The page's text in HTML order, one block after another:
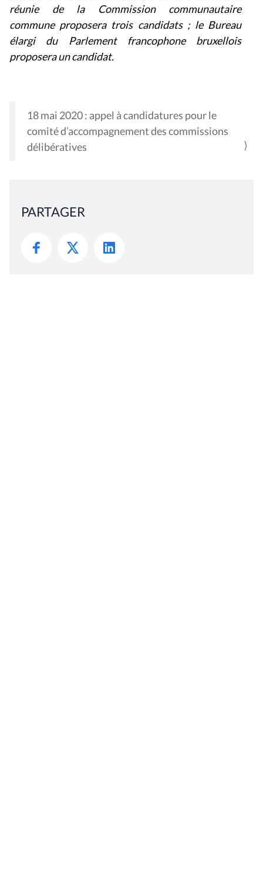
réunie de la Commission communautaire
commune proposera trois candidats ; le Bureau
élargi du Parlement francophone bruxellois
proposera un candidat.
N
A
V
T
O
N
18 mai 2020 : appel à candidatures pour le
comité d’accompagnement des commissions
délibératives
PARTAGER